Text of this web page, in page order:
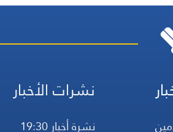
نشرات الأخبار
نشرة أخبار 19:30